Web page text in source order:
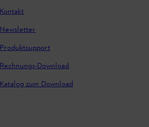
Kontakt
Newsletter
Produktsupport
Rechnungs-Download
Katalog zum Download